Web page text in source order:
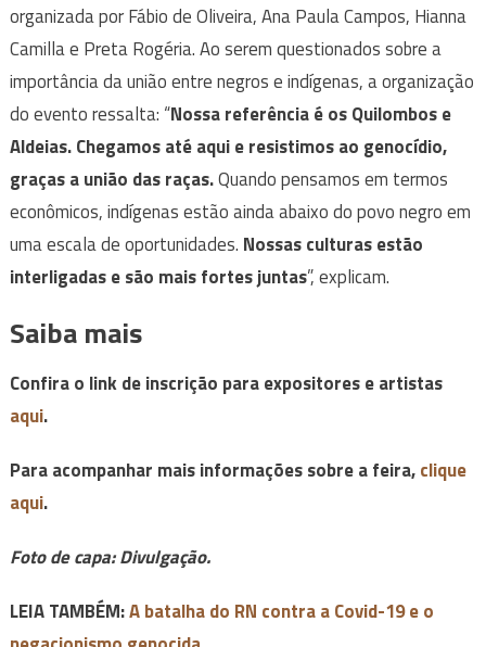
organizada por Fábio de Oliveira, Ana Paula Campos, Hianna
Camilla e Preta Rogéria. Ao serem questionados sobre a
importância da união entre negros e indígenas, a organização
do evento ressalta: “Nossa referência é os Quilombos e
Aldeias. Chegamos até aqui e resistimos ao genocídio,
graças a união das raças.Quando pensamos em termos
econômicos, indígenas estão ainda abaixo do povo negro em
uma escala de oportunidades. Nossas culturas estão
interligadas e são mais fortes juntas”, explicam.
Saiba mais
Confira o link de inscrição para expositores e artistas
aqui.
Para acompanhar mais informações sobre a feira,clique
aqui.
Foto de capa: Divulgação.
LEIA TAMBÉM:A batalha do RN contra a Covid-19 e o